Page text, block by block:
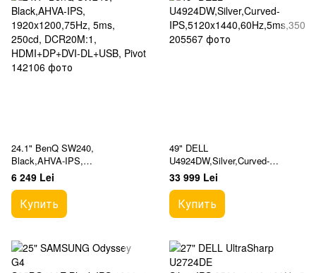
24.1" BenQ SW240,
Black,AHVA-IPS,
1920x1200,75Hz, 5ms, 250cd,
DCR20M:1, HDMI+DP+DVI-
DL+USB, Pivot
6 249 Lei
Купить
49" DELL
U4924DW,Silver,Curved-
IPS,5120x1440,60Hz,5ms,350cd
,CR2000:1,HDMI+DP+USD+Typ
eC,LAN,KVM,Spkrs
33 999 Lei
Купить